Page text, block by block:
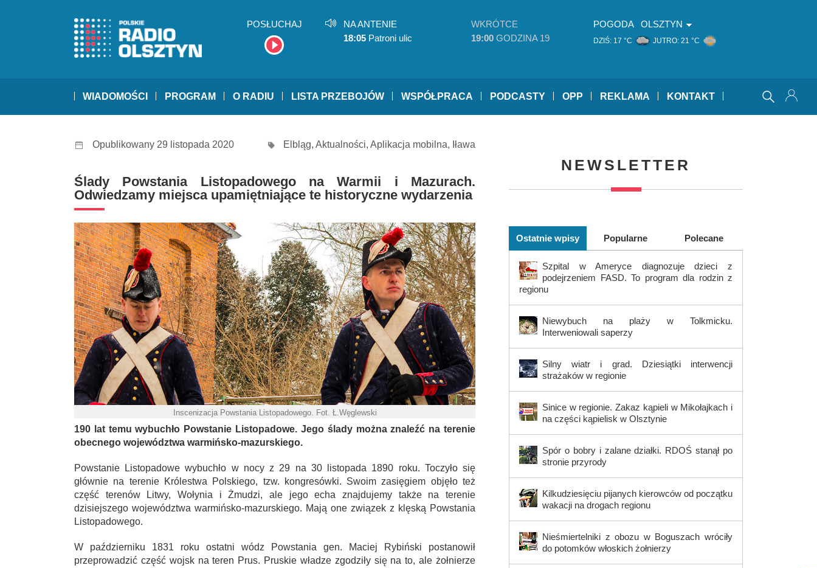
POSŁUCHAJ
NA ANTENIE
18:05 Patroni ulic
WKRÓTCE
19:00 GODZINA 19
POGODA OLSZTYN
DZIŚ: 17 °C JUTRO: 21 °C
WIADOMOŚCI PROGRAM O RADIU LISTA PRZEBOJÓW WSPÓŁPRACA PODCASTY OPP REKLAMA KONTAKT
Opublikowany 29 listopada 2020 Elbląg, Aktualności, Aplikacja mobilna, Iława
Ślady Powstania Listopadowego na Warmii i Mazurach.
Odwiedzamy miejsca upamiętniające te historyczne wydarzenia
Inscenizacja Powstania Listopadowego. Fot. Ł.Węglewski
190 lat temu wybuchło Powstanie Listopadowe. Jego ślady można znaleźć na terenie
obecnego województwa warmińsko-mazurskiego.
Powstanie Listopadowe wybuchło w nocy z 29 na 30 listopada 1890 roku. Toczyło się
głównie na terenie Królestwa Polskiego, tzw. kongresówki. Swoim zasięgiem objęło też
część terenów Litwy, Wołynia i Żmudzi, ale jego echa znajdujemy także na terenie
dzisiejszego województwa warmińsko-mazurskiego. Mają one związek z klęską Powstania
Listopadowego.
W październiku 1831 roku ostatni wódz Powstania gen. Maciej Rybiński postanowił
przeprowadzić część wojsk na teren Prus. Pruskie władze zgodziły się na to, ale żołnierze
NEWSLETTER
Ostatnie wpisy Popularne Polecane
Szpital w Ameryce diagnozuje dzieci z
podejrzeniem FASD. To program dla rodzin z
regionu
Niewybuch na plaży w Tolkmicku.
Interweniowali saperzy
Silny wiatr i grad. Dziesiątki interwencji
strażaków w regionie
Sinice w regionie. Zakaz kąpieli w Mikołajkach i
na części kąpielisk w Olsztynie
Spór o bobry i zalane działki. RDOŚ stanął po
stronie przyrody
Kilkudziesięciu pijanych kierowców od początku
wakacji na drogach regionu
Nieśmiertelniki z obozu w Boguszach wróciły
do potomków włoskich żołnierzy